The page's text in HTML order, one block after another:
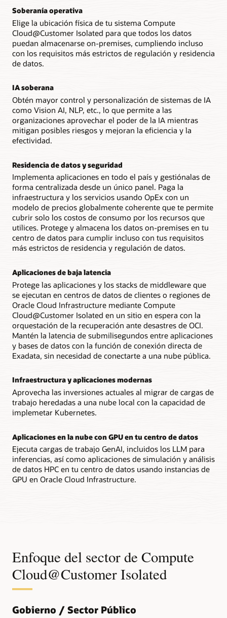
Soberanía operativa
Elige la ubicación física de tu sistema Compute
Cloud@Customer Isolated para que todos los datos
puedan almacenarse on-premises, cumpliendo incluso
con los requisitos más estrictos de regulación y residencia
de datos.
IA soberana
Obtén mayor control y personalización de sistemas de IA
como Vision AI, NLP, etc., lo que permite a las
organizaciones aprovechar el poder de la IA mientras
mitigan posibles riesgos y mejoran la eficiencia y la
efectividad.
Residencia de datos y seguridad
Implementa aplicaciones en todo el país y gestiónalas de
forma centralizada desde un único panel. Paga la
infraestructura y los servicios usando OpEx con un
modelo de precios globalmente coherente que te permite
cubrir solo los costos de consumo por los recursos que
utilices. Protege y almacena los datos on-premises en tu
centro de datos para cumplir incluso con tus requisitos
más estrictos de residencia y regulación de datos.
Aplicaciones de baja latencia
Protege las aplicaciones y los stacks de middleware que
se ejecutan en centros de datos de clientes o regiones de
Oracle Cloud Infrastructure mediante Compute
Cloud@Customer Isolated en un sitio en espera con la
orquestación de la recuperación ante desastres de OCI.
Mantén la latencia de submilisegundos entre aplicaciones
y bases de datos con la función de conexión directa de
Exadata, sin necesidad de conectarte a una nube pública.
Infraestructura y aplicaciones modernas
Aprovecha las inversiones actuales al migrar de cargas de
trabajo heredadas a una nube local con la capacidad de
implemetar Kubernetes.
Aplicaciones en la nube con GPU en tu centro de datos
Ejecuta cargas de trabajo GenAI, incluidos los LLM para
inferencias, así como aplicaciones de simulación y análisis
de datos HPC en tu centro de datos usando instancias de
GPU en Oracle Cloud Infrastructure.
Enfoque del sector de Compute
Cloud@Customer Isolated
Gobierno / Sector Público